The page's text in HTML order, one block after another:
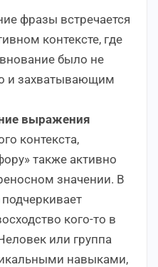
фразы встречается
контексте, где
было не
и захватывающим
выражения
контекста,
также активно
значении. В
кого-то в
или группа
навыками,